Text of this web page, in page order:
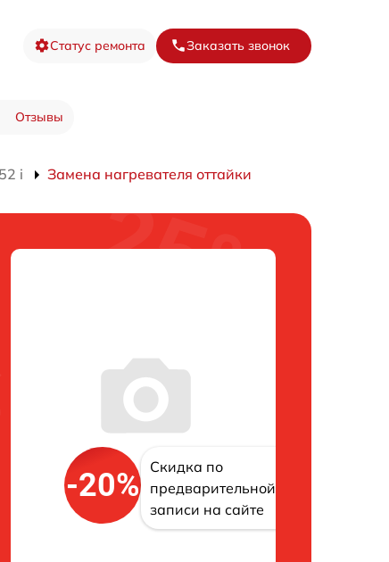
Статус ремонта Заказать звонок
Отзывы
i Замена нагревателя оттайки
-20%
Скидка по
предварительной
записи на сайте